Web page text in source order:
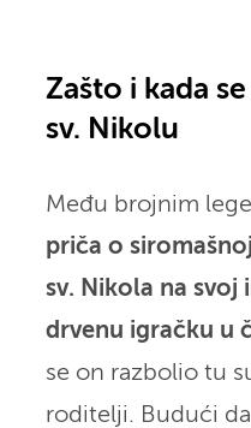
Zašto i kada
sv. Nikolu
Među brojnim
priča o
sv. Nikola na svoj
drvenu igračku u
se on razbolio tu
roditelji. Budući